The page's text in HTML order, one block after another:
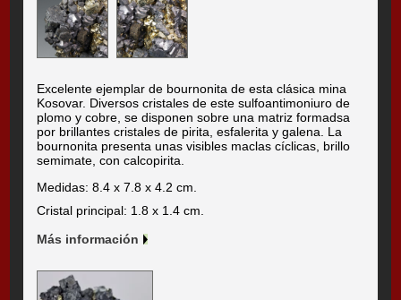
Excelente ejemplar de bournonita de esta clásica mina
Kosovar. Diversos cristales de este sulfoantimoniuro de
plomo y cobre, se disponen sobre una matriz formadsa
por brillantes cristales de pirita, esfalerita y galena. La
bournonita presenta unas visibles maclas cíclicas, brillo
semimate, con calcopirita.
Medidas: 8.4 x 7.8 x 4.2 cm.
Cristal principal: 1.8 x 1.4 cm.
Más información